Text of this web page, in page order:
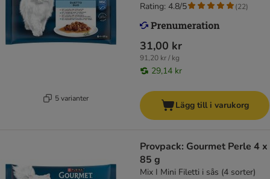
5 varianter
31,00 kr
91,20 kr / kg
29,14 kr
Rating: 4.8/5 (22)
Lägg till i varukorg
Provpack: Gourmet Perle 4 x
85 g
Mix I Mini Filetti i sås (4 sorter)